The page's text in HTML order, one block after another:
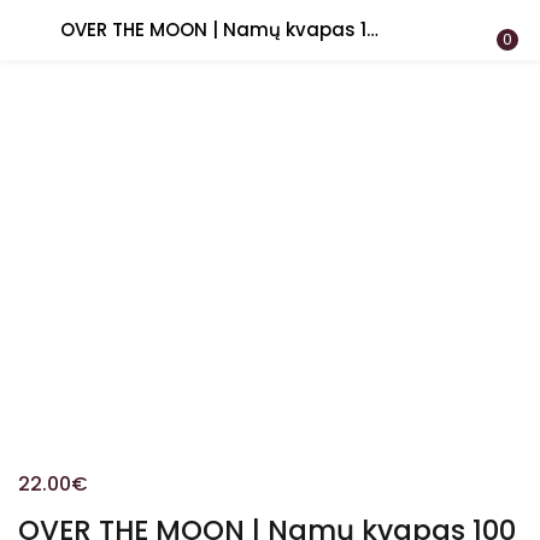
OVER THE MOON | Namų kvapas 100 ml | Elements 0
PRISIJUNGTI REGISTRUOTIS
OVER THE MOON | Namų kvapas 100
22.00€